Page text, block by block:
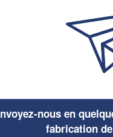
nous en
fabrication